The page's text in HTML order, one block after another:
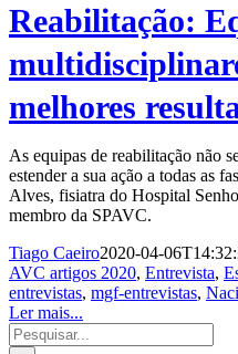
Reabilitação:
melhores
As equipas de reabilitação não
estender a sua ação a todas as
Alves, fisiatra do Hospital
membro da SPAVC.
Tiago Caeiro2020-04-
AVC artigos 2020, Entrevista,
entrevistas, mgf-entrevistas,
Ler mais...
Pesquisar